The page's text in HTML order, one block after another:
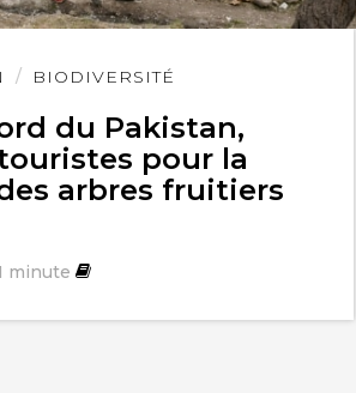
BIODIVERSITÉ
du Pakistan,
pour la
arbres fruitiers
minute